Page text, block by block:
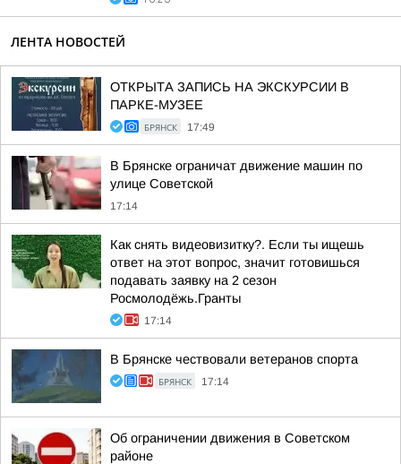
ЛЕНТА НОВОСТЕЙ
ОТКРЫТА ЗАПИСЬ НА ЭКСКУРСИИ В
ПАРКЕ-МУЗЕЕ
БРЯНСК 17:49
В Брянске ограничат движение машин по
улице Советской
17:14
Как снять видеовизитку?. Если ты ищешь
ответ на этот вопрос, значит готовишься
подавать заявку на 2 сезон
Росмолодёжь.Гранты
17:14
В Брянске чествовали ветеранов спорта
БРЯНСК 17:14
Об ограничении движения в Советском
районе